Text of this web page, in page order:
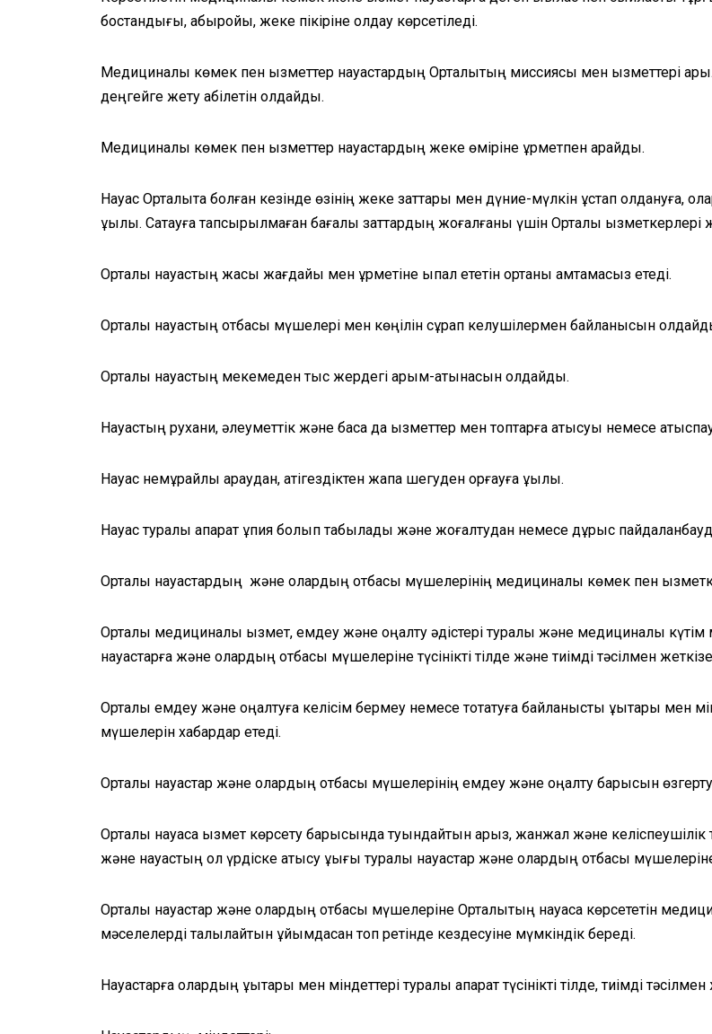
бостандығы, абыройы, жеке пікіріне қолдау көрсетіледі.
Медициналық көмек пен қызметтер науқастардың Орталықтың миссиясы мен қызметтері
деңгейге жету қабілетін қолдайды.
Медициналық көмек пен қызметтер науқастардың жеке өміріне құрметпен қарайды.
Науқас Орталықта болған кезінде өзінің жеке заттары мен дүние-мүлкін ұстап қолдануға,
құқылы. Сақтауға тапсырылмаған бағалы заттардың жоғалғаны үшін Орталық
Орталық науқастың жақсы жағдайы мен құрметіне ықпал ететін ортаны қамтамасыз етеді.
Орталық науқастың отбасы мүшелері мен көңілін сұрап келушілермен байланысын
Орталық науқастың мекемеден тыс жердегі қарым-қатынасын қолдайды.
Науқастың рухани, әлеуметтік және басқа да қызметтер мен топтарға қатысуы немесе
Науқас немқұрайлы қараудан, қатігездіктен жапа шегуден қорғауға құқылы.
Науқас туралы ақпарат құпия болып табылады және жоғалтудан немесе дұрыс
Орталық науқастардың және олардың отбасы мүшелерінің медициналық көмек пен қызметке
Орталық медициналық қызмет, емдеу және оңалту әдістері туралы және медициналық
науқастарға және олардың отбасы мүшелеріне түсінікті тілде және тиімді тәсілмен
Орталық емдеу және оңалтуға келісім бермеу немесе тоқтатуға байланысты құқықтары мен
мүшелерін хабардар етеді.
Орталық науқастар және олардың отбасы мүшелерінің емдеу және оңалту барысын
Орталық науқасқа қызмет көрсету барысында туындайтын арыз, жанжал және
және науқастың ол үрдіске қатысу құқығы туралы науқастар және олардың отбасы мүшелеріне
Орталық науқастар және олардың отбасы мүшелеріне Орталықтың науқасқа көрсететін
мәселелерді талқылайтын ұйымдасқан топ ретінде кездесуіне мүмкіндік береді.
Науқастарға олардың құқықтары мен міндеттері туралы ақпарат түсінікті тілде, тиімді тәсілмен